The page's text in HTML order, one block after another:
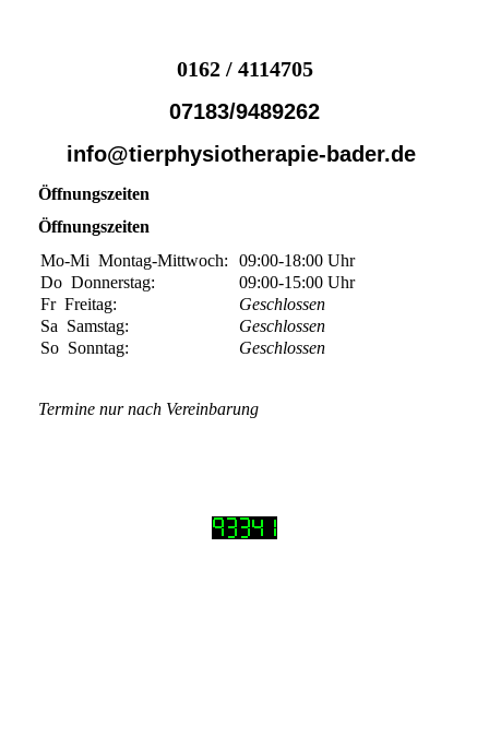
0162 / 4114705
07183/9489262
info@tierphysiotherapie-bader.de
Öffnungszeiten
Öffnungszeiten
Mo-Mi Montag-Mittwoch: 09:00-18:00 Uhr
Do Donnerstag: 09:00-15:00 Uhr
Fr Freitag:
Geschlossen
Sa Samstag:
Geschlossen
So Sonntag: Geschlossen
Termine nur nach Vereinbarung